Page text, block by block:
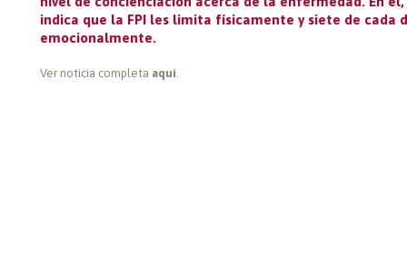
indica que la FPI les limita físicamente y siete de cada
emocionalmente.
Ver noticia completa aquí